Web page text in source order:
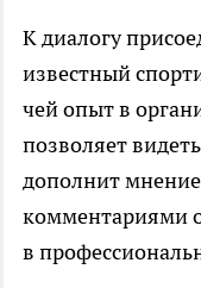
К диалогу
известный
чей опыт в
позволяет
дополнит
комментариями
в